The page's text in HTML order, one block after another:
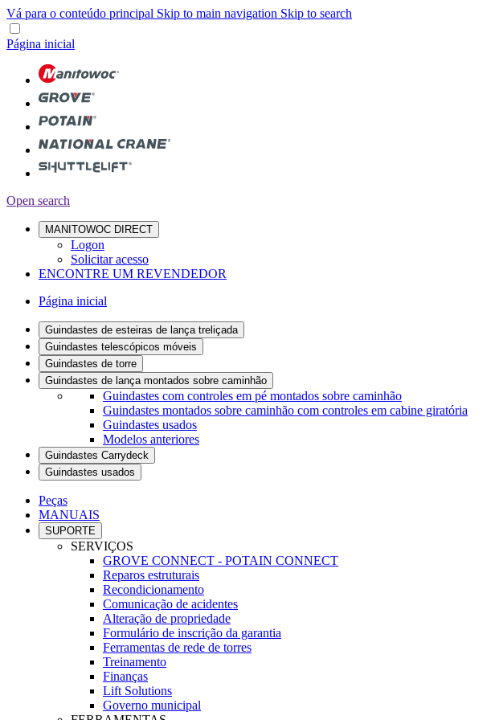
Vá para o conteúdo principal Skip to main navigation Skip to search
Página inicial
Open search
MANITOWOC DIRECT
Logon
Solicitar acesso
ENCONTRE UM REVENDEDOR
Página inicial
Guindastes de esteiras de lança treliçada
Guindastes telescópicos móveis
Guindastes de torre
Guindastes de lança montados sobre caminhão
Guindastes com controles em pé montados sobre caminhão
Guindastes montados sobre caminhão com controles em cabine giratória
Guindastes usados
Modelos anteriores
Guindastes Carrydeck
Guindastes usados
Peças
MANUAIS
SUPORTE
SERVIÇOS
GROVE CONNECT - POTAIN CONNECT
Reparos estruturais
Recondicionamento
Comunicação de acidentes
Alteração de propriedade
Formulário de inscrição da garantia
Ferramentas de rede de torres
Treinamento
Finanças
Lift Solutions
Governo municipal